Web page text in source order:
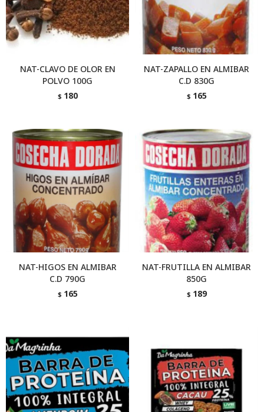
NAT-CLAVO DE OLOR EN
POLVO 100G
$ 180
NAT-ZAPALLO EN ALMIBAR
C.D 830G
$ 165
NAT-HIGOS EN ALMIBAR
C.D 790G
$ 165
NAT-FRUTILLA EN ALMIBAR
850G
$ 189